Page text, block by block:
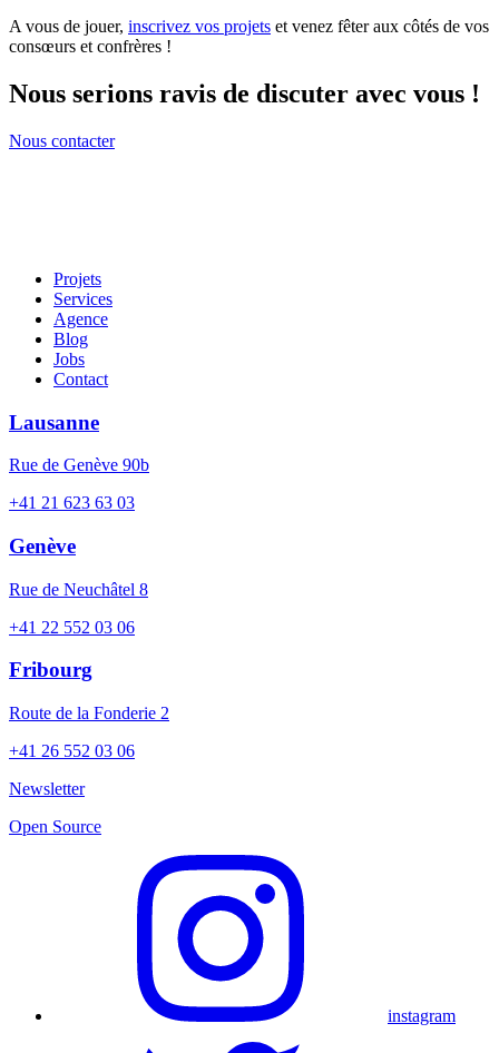
A vous de jouer, inscrivez vos projets et venez fêter aux côtés de vos
consœurs et confrères !
Nous serions ravis de discuter avec vous !
Nous contacter
Projets
Services
Agence
Blog
Jobs
Contact
Lausanne
Rue de Genève 90b
+41 21 623 63 03
Genève
Rue de Neuchâtel 8
+41 22 552 03 06
Fribourg
Route de la Fonderie 2
+41 26 552 03 06
Newsletter
Open Source
instagram